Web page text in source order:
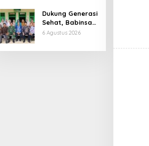
Danramil
Dukung Generasi
Sehat, Babinsa
Seulimeum
Imunisasi
6 Agustus 2026